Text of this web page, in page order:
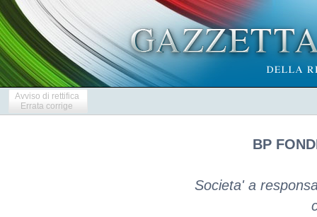
Avviso di rettifica
Errata corrige
BP
Societa' a